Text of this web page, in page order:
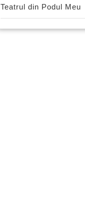
Teatrul din Podul Meu